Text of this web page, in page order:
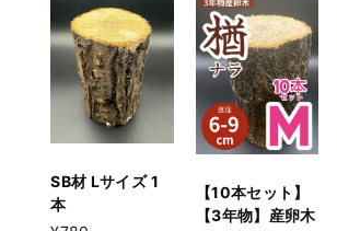
SB材 Lサイズ 1
本
【10本セット】
【3年物】産卵木